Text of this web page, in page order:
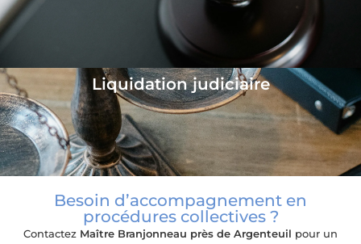
Liquidation judiciaire
Besoin d’accompagnement en
procédures collectives ?
Contactez Maître Branjonneau près de Argenteuil pour un